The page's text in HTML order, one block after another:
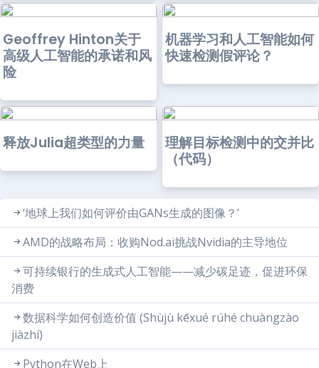
Geoffrey Hinton关于
高级人工智能的承诺和风
险
机器学习和人工智能如何
快速检测假评论？
释放Julia超类型的力量
理解目标检测中的交并比
（代码）
‘地球上我们如何评价由GANs生成的图像？’
AMD的战略布局：收购Nod.ai挑战Nvidia的主导地位
可持续银行的生成式人工智能——减少碳足迹，促进环保
消费
数据科学如何创造价值 (Shùjù kēxué rúhé chuàngzào
jiàzhí)
Python在Web上